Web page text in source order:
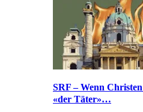
SRF – Wenn
«der Täter»…